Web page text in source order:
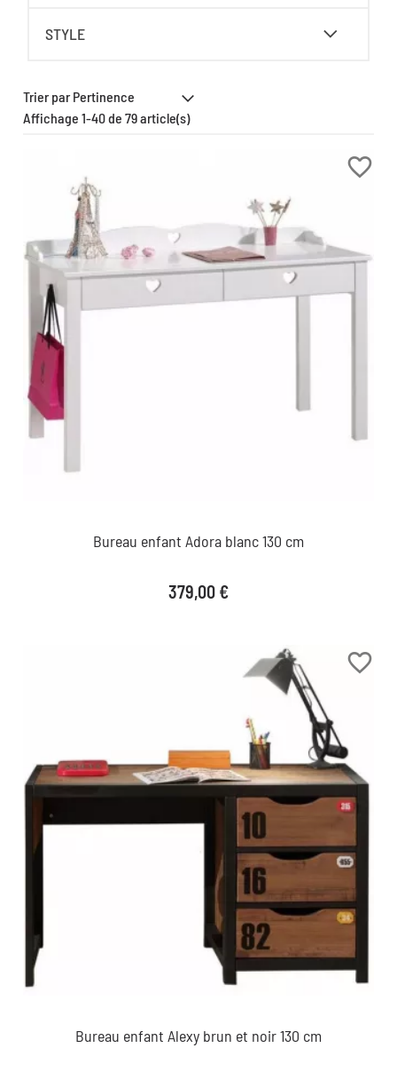
STYLE
Affichage 1-40 de 79 article(s)
favorite_border
Bureau enfant Adora blanc 130 cm
Prix
379,00 €
favorite_border
Bureau enfant Alexy brun et noir 130 cm